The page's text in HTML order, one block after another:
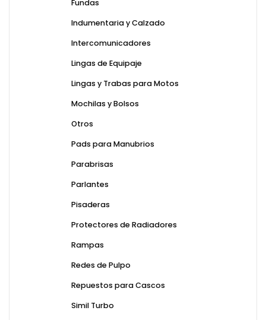
Fundas
Indumentaria y Calzado
Intercomunicadores
Lingas de Equipaje
Lingas y Trabas para Motos
Mochilas y Bolsos
Otros
Pads para Manubrios
Parabrisas
Parlantes
Pisaderas
Protectores de Radiadores
Rampas
Redes de Pulpo
Repuestos para Cascos
Simil Turbo